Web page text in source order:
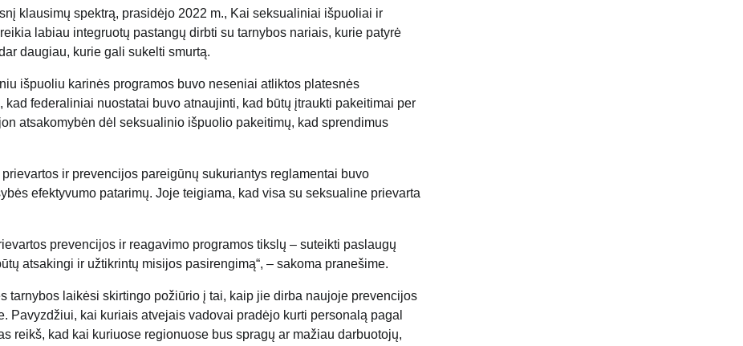
klausimų spektrą, prasidėjo 2022 m., Kai seksualiniai išpuoliai ir
labiau integruotų pastangų dirbti su tarnybos nariais, kurie patyrė
daugiau, kurie gali sukelti smurtą.
išpuoliu karinės programos buvo neseniai atliktos platesnės
federaliniai nuostatai buvo atnaujinti, kad būtų įtraukti pakeitimai per
atsakomybėn dėl seksualinio išpuolio pakeitimų, kad sprendimus
ir prevencijos pareigūnų sukuriantys reglamentai buvo
efektyvumo patarimų. Joje teigiama, kad visa su seksualine prievarta
prevencijos ir reagavimo programos tikslų – suteikti paslaugų
atsakingi ir užtikrintų misijos pasirengimą“, – sakoma pranešime.
tarnybos laikėsi skirtingo požiūrio į tai, kaip jie dirba naujoje prevencijos
Pavyzdžiui, kai kuriais atvejais vadovai pradėjo kurti personalą pagal
reikš, kad kai kuriuose regionuose bus spragų ar mažiau darbuotojų,